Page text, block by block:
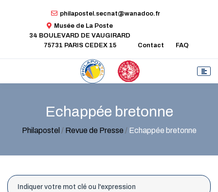
philapostel.secnat@wanadoo.fr
Musée de La Poste
34 BOULEVARD DE VAUGIRARD
75731 PARIS CEDEX 15
Contact FAQ
Echappée bretonne
Philapostel / Revue de Presse / Echappée bretonne